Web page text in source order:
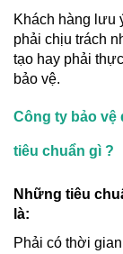
Khách hàng lưu
phải chịu trách
tạo hay phải
bảo vệ.
Công ty bảo vệ
tiêu chuẩn gì ?
Những tiêu
là:
Phải có thời